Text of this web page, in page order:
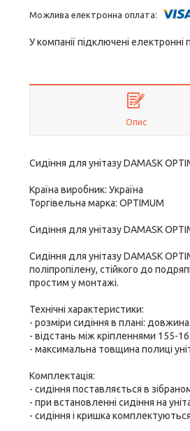
У компанії підключені
Опис
Сидіння для унітазу DAMASK
Країна виробник: Україна
Торгівельна марка: OPTIMUM
Сидіння для унітазу DAMASK
Сидіння для унітазу DAMASK
поліпропілену, стійкого до
простим у монтажі.
Технічні характеристики:
- розміри сидіння в плані:
- відстань між кріпленнями 155-
- максимальна товщина полиці
Комплектація:
- сидіння поставляється в
- при встановленні сидіння на
- сидіння і кришка